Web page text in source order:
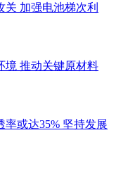
加强电池梯次利
境 推动关键原材料
或达35% 坚持发展